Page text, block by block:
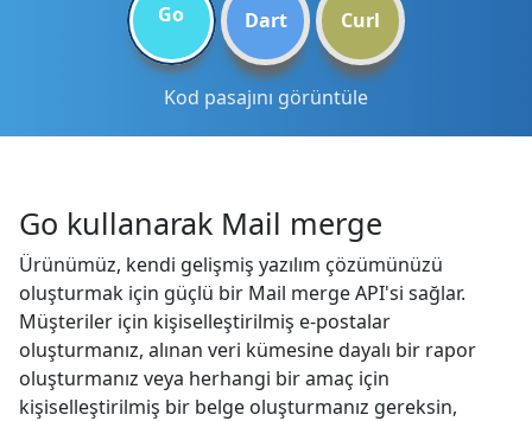
Go Dart Curl
Kod pasajını görüntüle
Go kullanarak Mail merge
Ürünümüz, kendi gelişmiş yazılım çözümünüzü
oluşturmak için güçlü bir Mail merge API'si sağlar.
Müşteriler için kişiselleştirilmiş e-postalar
oluşturmanız, alınan veri kümesine dayalı bir rapor
oluşturmanız veya herhangi bir amaç için
kişiselleştirilmiş bir belge oluşturmanız gereksin,